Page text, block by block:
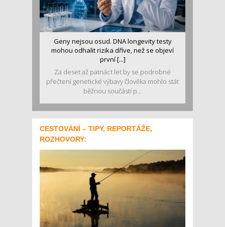
Geny nejsou osud. DNA longevity testy
mohou odhalit rizika dříve, než se objeví
první [...]
Za deset až patnáct let by se podrobné
přečtení genetické výbavy člověka mohlo stát
běžnou součástí p...
CESTOVÁNÍ – TIPY, REPORTÁŽE,
ROZHOVORY: